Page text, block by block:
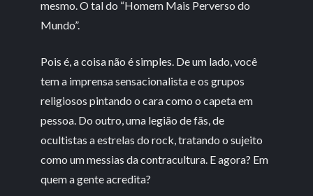
mesmo. O tal do “Homem Mais Perverso do
Mundo”.
Pois é, a coisa não é simples. De um lado, você
tem a imprensa sensacionalista e os grupos
religiosos pintando o cara como o capeta em
pessoa. Do outro, uma legião de fãs, de
ocultistas a estrelas do rock, tratando o sujeito
como um messias da contracultura. E agora? Em
quem a gente acredita?